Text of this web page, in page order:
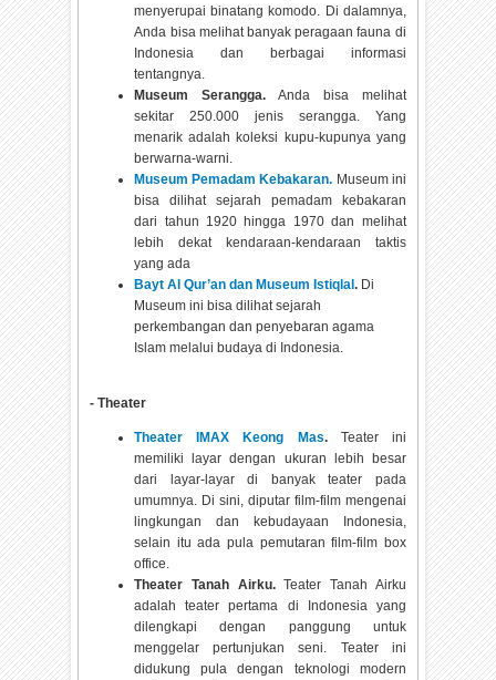
menyerupai binatang komodo. Di dalamnya,
Anda bisa melihat banyak peragaan fauna di
Indonesia dan berbagai informasi
tentangnya.
Museum Serangga.Anda bisa melihat
sekitar 250.000 jenis serangga. Yang
menarik adalah koleksi kupu-kupunya yang
berwarna-warni.
Museum Pemadam Kebakaran. Museum ini
bisa dilihat sejarah pemadam kebakaran
dari tahun 1920 hingga 1970 dan melihat
lebih dekat kendaraan-kendaraan taktis
yang ada
Bayt Al Qur’an dan Museum Istiqlal. Di
Museum ini bisa dilihat sejarah
perkembangan dan penyebaran agama
Islam melalui budaya di Indonesia.
- Theater
Theater IMAX Keong Mas. Teater ini
memiliki layar dengan ukuran lebih besar
dari layar-layar di banyak teater pada
umumnya. Di sini, diputar film-film mengenai
lingkungan dan kebudayaan Indonesia,
selain itu ada pula pemutaran film-film box
office.
Theater Tanah Airku.Teater Tanah Airku
adalah teater pertama di Indonesia yang
dilengkapi dengan panggung untuk
menggelar pertunjukan seni. Teater ini
didukung pula dengan teknologi modern